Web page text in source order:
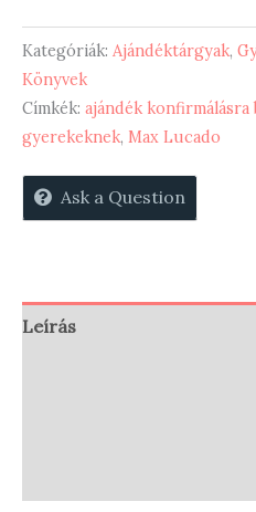
Kategóriák: Ajándéktárgyak,
Könyvek
Címkék: ajándék konfirmálásra
gyerekeknek, Max Lucado
Ask a Question
Leírás